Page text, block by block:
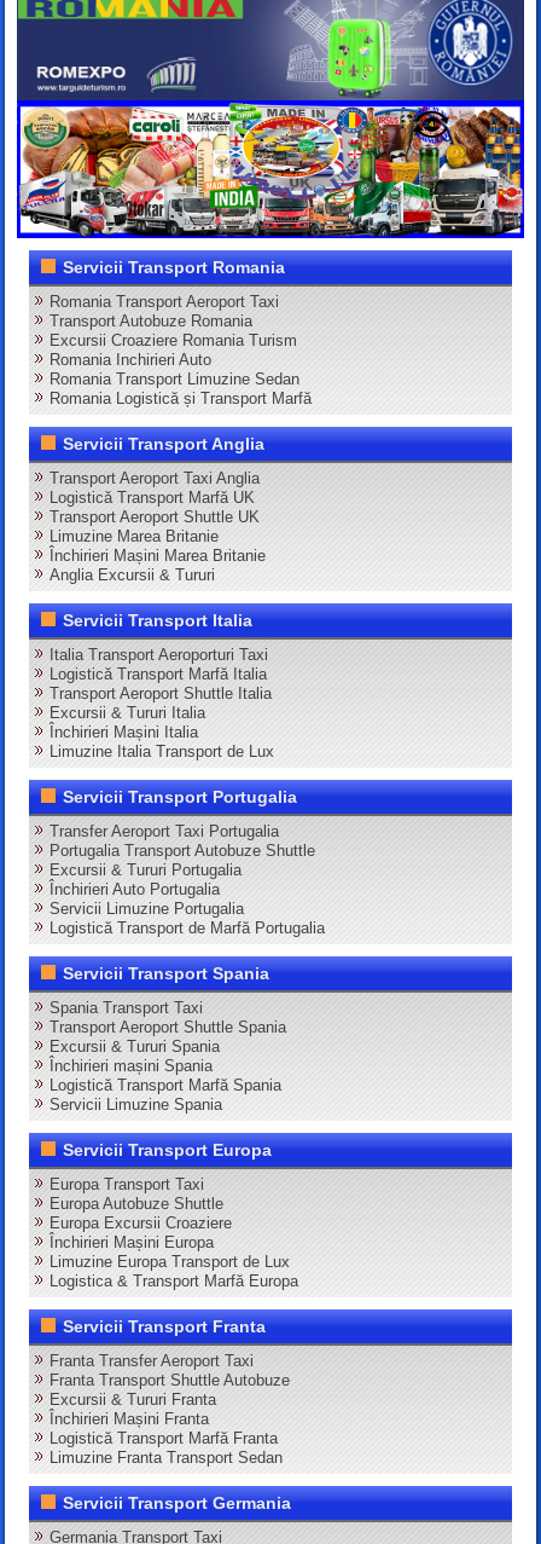
Servicii Transport Romania
Romania Transport Aeroport Taxi
Transport Autobuze Romania
Excursii Croaziere Romania Turism
Romania Inchirieri Auto
Romania Transport Limuzine Sedan
Romania Logistică și Transport Marfă
Servicii Transport Anglia
Transport Aeroport Taxi Anglia
Logistică Transport Marfă UK
Transport Aeroport Shuttle UK
Limuzine Marea Britanie
Închirieri Mașini Marea Britanie
Anglia Excursii & Tururi
Servicii Transport Italia
Italia Transport Aeroporturi Taxi
Logistică Transport Marfă Italia
Transport Aeroport Shuttle Italia
Excursii & Tururi Italia
Închirieri Mașini Italia
Limuzine Italia Transport de Lux
Servicii Transport Portugalia
Transfer Aeroport Taxi Portugalia
Portugalia Transport Autobuze Shuttle
Excursii & Tururi Portugalia
Închirieri Auto Portugalia
Servicii Limuzine Portugalia
Logistică Transport de Marfă Portugalia
Servicii Transport Spania
Spania Transport Taxi
Transport Aeroport Shuttle Spania
Excursii & Tururi Spania
Închirieri mașini Spania
Logistică Transport Marfă Spania
Servicii Limuzine Spania
Servicii Transport Europa
Europa Transport Taxi
Europa Autobuze Shuttle
Europa Excursii Croaziere
Închirieri Mașini Europa
Limuzine Europa Transport de Lux
Logistica & Transport Marfă Europa
Servicii Transport Franta
Franta Transfer Aeroport Taxi
Franta Transport Shuttle Autobuze
Excursii & Tururi Franta
Închirieri Mașini Franta
Logistică Transport Marfă Franta
Limuzine Franta Transport Sedan
Servicii Transport Germania
Germania Transport Taxi